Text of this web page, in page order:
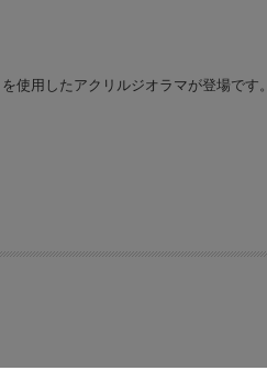
使用したアクリルジオラマが登場です。